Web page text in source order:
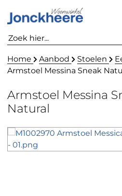
Home Aanbod Stoelen
Armstoel Messina Sneak
Armstoel Messina
Natural